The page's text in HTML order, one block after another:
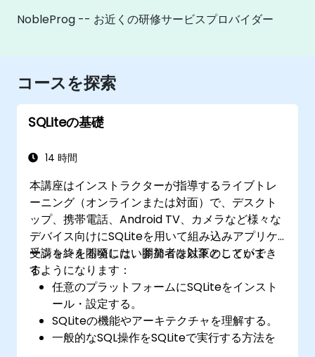
NobleProg -- お近くの研修サービスプロバイダー
コースを探索
SQLiteの基礎
14 時間
本講座はインストラクターが指導するライブトレ
ーニング（オンラインまたは対面）で、デスクト
ップ、携帯電話、Android TV、カメラなど様々な
デバイス向けにSQLiteを用いて組み込みアプリケ
ーションを開発したい開発者を対象としていま
す。
受講を終える頃には、参加者は以下のことができ
るようになります：
任意のプラットフォームにSQLiteをインスト
ール・設定する。
SQLiteの機能やアーキテクチャを理解する。
一般的なSQL操作をSQLiteで実行する方法を